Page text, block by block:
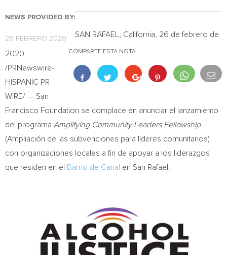
NEWS PROVIDED BY:
26 FEBRERO 2020
COMPARTE ESTA NOTA
SAN RAFAEL, California , 26 de febrero de
2020
/PRNewswire-
HISPANIC PR
WIRE/ — San
Francisco Foundation se complace en anunciar el lanzamiento
del programa Amplifying Community Leaders Fellowship
(Ampliación de las subvenciones para líderes comunitarios)
con organizaciones locales a fin de apoyar a los liderazgos
que residen en el
Barrio de Canal en San Rafael